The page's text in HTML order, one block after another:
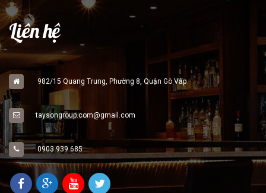
Liên hệ
982/15 Quang Trung, Phường 8, Quận Gò Vấp
taysongroup.com@gmail.com
0903.939.685